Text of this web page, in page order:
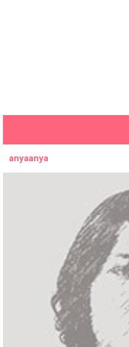
anyaanya